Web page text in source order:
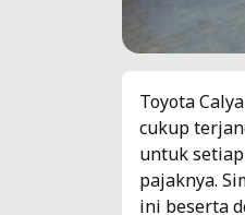
Toyota
cukup
untuk
pajaknya.
ini beserta